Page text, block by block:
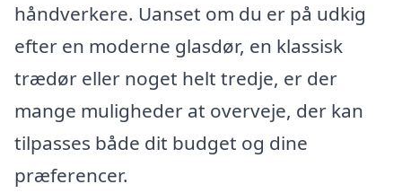
håndverkere. Uanset om du er på udkig
efter en moderne glasdør, en klassisk
trædør eller noget helt tredje, er der
mange muligheder at overveje, der kan
tilpasses både dit budget og dine
præferencer.